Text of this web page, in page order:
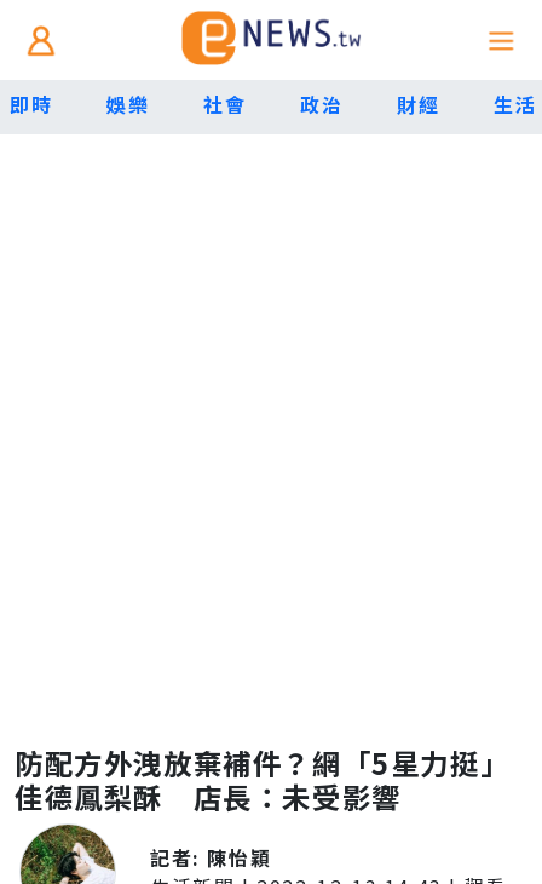
即時 娛樂 社會 政治 財經 生活
防配方外洩放棄補件？網「5星力挺」
佳德鳳梨酥 店長：未受影響
記者: 陳怡穎